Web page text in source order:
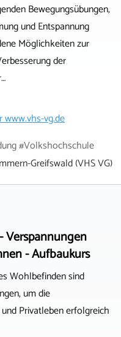
Bewegungsübungen,
und Entspannung
Möglichkeiten zur
der
www.vhs-vg.de
#Volkshochschule
Greifswald (VHS VG)
Verspannungen
- Aufbaukurs
Wohlbefinden sind
um die
Privatleben erfolgreich